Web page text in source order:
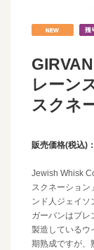
レーン
スクネ
販売価格(税込)：
Jewish Whisk
スクネーション
ンド人ジェイソ
ガーバンはブレ
製造しているウ
期熟成ですが、